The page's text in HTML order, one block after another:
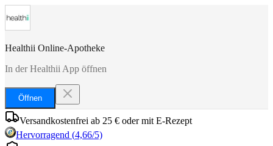
Healthii Online-Apotheke
In der Healthii App öffnen
Öffnen
Versandkostenfrei ab 25 € oder mit E-Rezept
Hervorragend (4,66/5)